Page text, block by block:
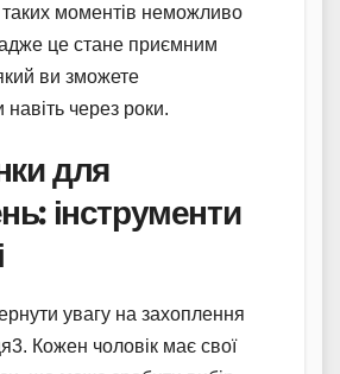
таких моментів неможливо
це стане приємним
ви зможете
через роки.
для
інструменти
увагу на захоплення
Кожен чоловік має свої